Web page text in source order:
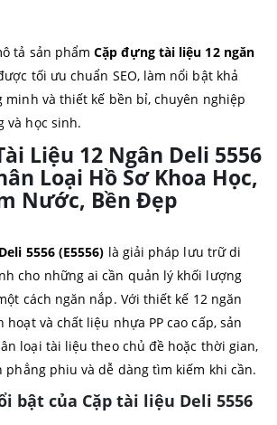
tả sản phẩmCặp đựng tài liệu 12 ngăn
tối ưu chuẩn SEO, làm nổi bật khả
và thiết kế bền bỉ, chuyên nghiệp
và học sinh.
Liệu 12 Ngân Deli 5556
Loại Hồ Sơ Khoa Học,
Nước, Bền Đẹp
5556 (E5556) là giải pháp lưu trữ di
cho những ai cần quản lý khối lượng
cách ngăn nắp. Với thiết kế 12 ngăn
và chất liệu nhựa PP cao cấp, sản
loại tài liệu theo chủ đề hoặc thời gian,
phẳng phiu và dễ dàng tìm kiếm khi cần.
bật của Cặp tài liệu Deli 5556